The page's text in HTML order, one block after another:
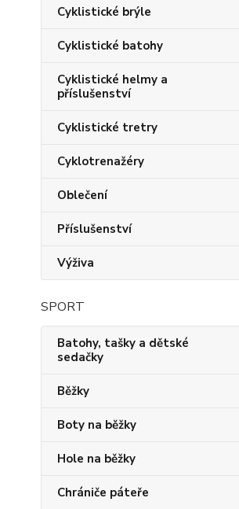
Cyklistické brýle
Cyklistické batohy
Cyklistické helmy a
příslušenství
Cyklistické tretry
Cyklotrenažéry
Oblečení
Příslušenství
Výživa
SPORT
Batohy, tašky a dětské
sedačky
Běžky
Boty na běžky
Hole na běžky
Chrániče páteře